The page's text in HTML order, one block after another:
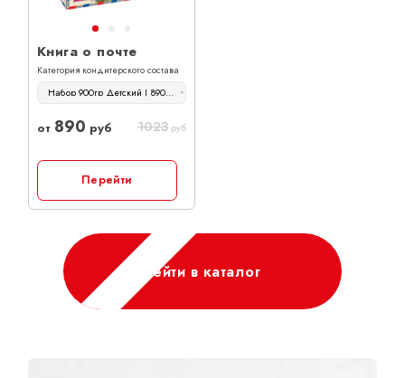
Книга о почте
Категория кондитерского состава
Набор 900гр Детский | 890 руб
от 890 руб 1023 руб
Перейти
Перейти в каталог